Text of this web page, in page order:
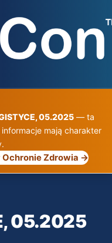
05.2025— ta
mają charakter
Ochronie Zdrowia →
05.2025